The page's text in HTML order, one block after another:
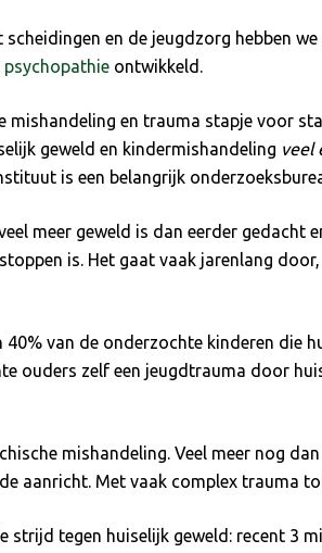
en de jeugdzorg hebben
ontwikkeld.
mishandeling en trauma stapje voor
geweld en kindermishandeling veel
is een belangrijk
meer geweld is dan eerder
is. Het gaat vaak jarenlang
van de onderzochte kinderen die
ouders zelf een jeugdtrauma door
mishandeling. Veel meer nog
aanricht. Met vaak complex trauma
strijd tegen huiselijk geweld: recent 3